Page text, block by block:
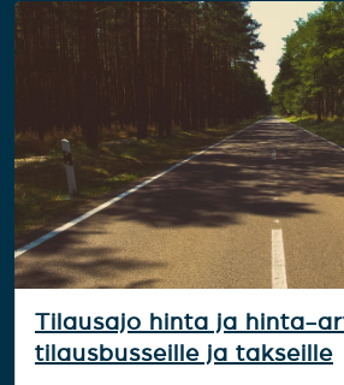
Tilausajo hinta ja hinta-
tilausbusseille ja takseille